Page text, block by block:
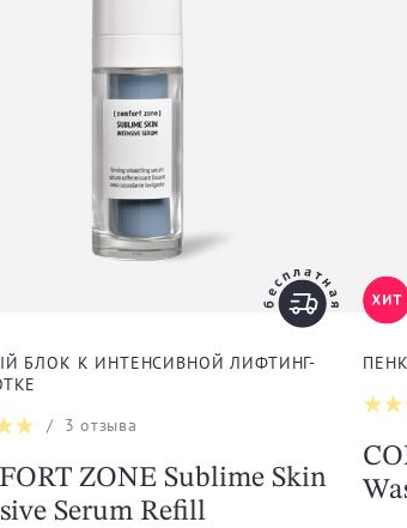
БЛОК К ИНТЕНСИВНОЙ ЛИФТИНГ-
/ 3 отзыва
ZONE Sublime Skin
Serum Refill